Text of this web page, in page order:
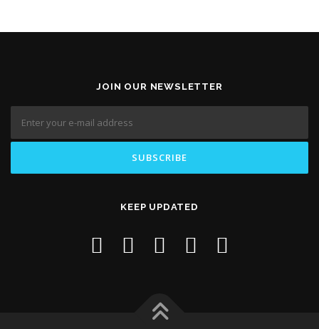
JOIN OUR NEWSLETTER
KEEP UPDATED